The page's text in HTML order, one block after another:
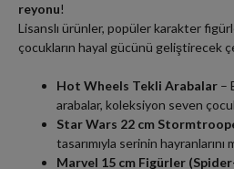
reyonu!
Lisanslı ürünler, popüler karakter
çocukların hayal gücünü geliştirecek
Hot Wheels Tekli Arabalar –
arabalar, koleksiyon seven
Star Wars 22 cm
tasarımıyla serinin
Marvel 15 cm Figürler